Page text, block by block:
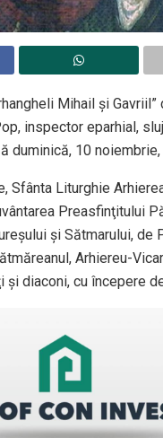
Mihail şi Gavriil”
inspector eparhial,
duminică, 10 noiembrie,
Sfânta Liturghie
Preasfinţitului
şi Sătmarului, de
Arhiereu-
şi diaconi, cu începere